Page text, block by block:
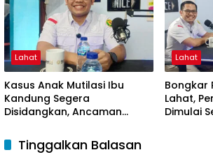
Lahat
Kasus Anak Mutilasi Ibu
Kandung Segera
Disidangkan, Ancaman
Lahat
Bongkar
Lahat,
Dimulai
Tinggalkan Balasan